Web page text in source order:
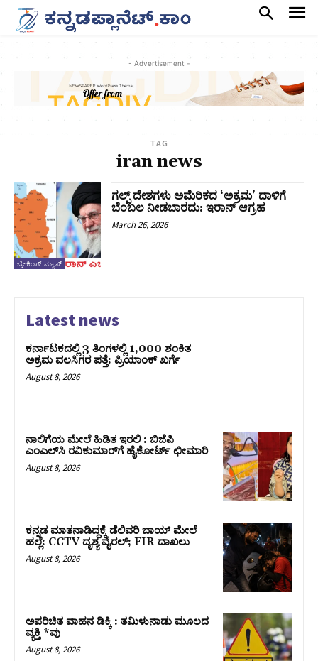
- Advertisement -
TAG
iran news
ಬ್ರೇಕಿಂಗ್ ನ್ಯೂಸ್
ಗಲ್ಫ್ ದೇಶಗಳು ಅಮೆರಿಕದ ‘ಅಕ್ರಮ’ ದಾಳಿಗೆ
ಬೆಂಬಲ ನೀಡಬಾರದು: ಇರಾನ್ ಆಗ್ರಹ
March 26, 2026
Latest news
ಕರ್ನಾಟಕದಲ್ಲಿ 3 ತಿಂಗಳಲ್ಲಿ 1,000 ಶಂಕಿತ
ಅಕ್ರಮ ವಲಸಿಗರ ಪತ್ತೆ: ಪ್ರಿಯಾಂಕ್‌ ಖರ್ಗೆ
August 8, 2026
ನಾಲಿಗೆಯ ಮೇಲೆ ಹಿಡಿತ ಇರಲಿ : ಬಿಜೆಪಿ
ಎಂಎಲ್‌ಸಿ ರವಿಕುಮಾರ್‌ಗೆ ಹೈಕೋರ್ಟ್ ಛೀಮಾರಿ
August 8, 2026
ಕನ್ನಡ ಮಾತನಾಡಿದ್ದಕ್ಕೆ ಡೆಲಿವರಿ ಬಾಯ್ ಮೇಲೆ
ಹಲ್ಲೆ: CCTV ದೃಶ್ಯ ವೈರಲ್; FIR ದಾಖಲು
August 8, 2026
ಅಪರಿಚಿತ ವಾಹನ ಡಿಕ್ಕಿ : ತಮಿಳುನಾಡು ಮೂಲದ
ವ್ಯಕ್ತಿ *ವು
August 8, 2026